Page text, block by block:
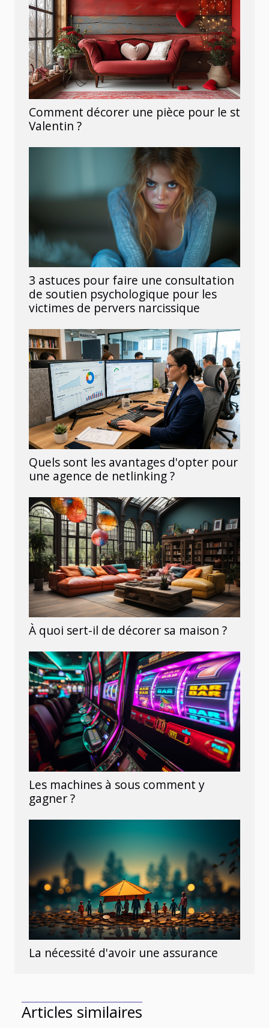
Comment décorer une pièce pour le st
Valentin ?
3 astuces pour faire une consultation
de soutien psychologique pour les
victimes de pervers narcissique
Quels sont les avantages d'opter pour
une agence de netlinking ?
À quoi sert-il de décorer sa maison ?
Les machines à sous comment y
gagner ?
La nécessité d'avoir une assurance
Articles similaires